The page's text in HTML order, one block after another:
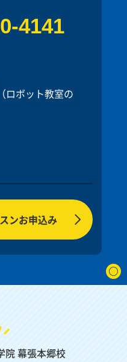
4141
ロボット教室の
ンお申込み
院 幕張本郷校
です。旅行すること
ょう。待っていま
ひらめきを英語で伝
たいです。
それが私の願いで
ーション学や英語教
め、海外での英語指
ポーツが大好きな優
くレッスンに参加で
うに気を付けていま
白く楽しい方法を使
きちんと理解できる
です。旅行すること
ょう。待っていま
ひらめきを英語で伝
たいです。
それが私の願いで